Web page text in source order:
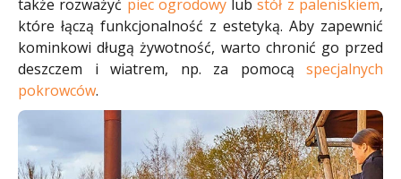
także rozważyć piec ogrodowylubstół z paleniskiem,
które łączą funkcjonalność z estetyką. Aby zapewnić
kominkowi długą żywotność, warto chronić go przed
deszczem i wiatrem, np. za pomocą specjalnych
pokrowców.